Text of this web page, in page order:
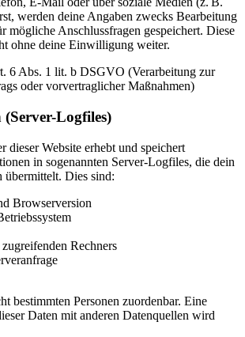
werden deine Angaben zwecks Bearbeitung
mögliche Anschlussfragen gespeichert. Diese
ohne deine Einwilligung weiter.
6 Abs. 1 lit. b DSGVO (Verarbeitung zur
oder vorvertraglicher Maßnahmen)
Logfiles)
dieser Website erhebt und speichert
in sogenannten Server-Logfiles, die dein
übermittelt. Dies sind:
Browserversion
Rechners
bestimmten Personen zuordenbar. Eine
Daten mit anderen Datenquellen wird